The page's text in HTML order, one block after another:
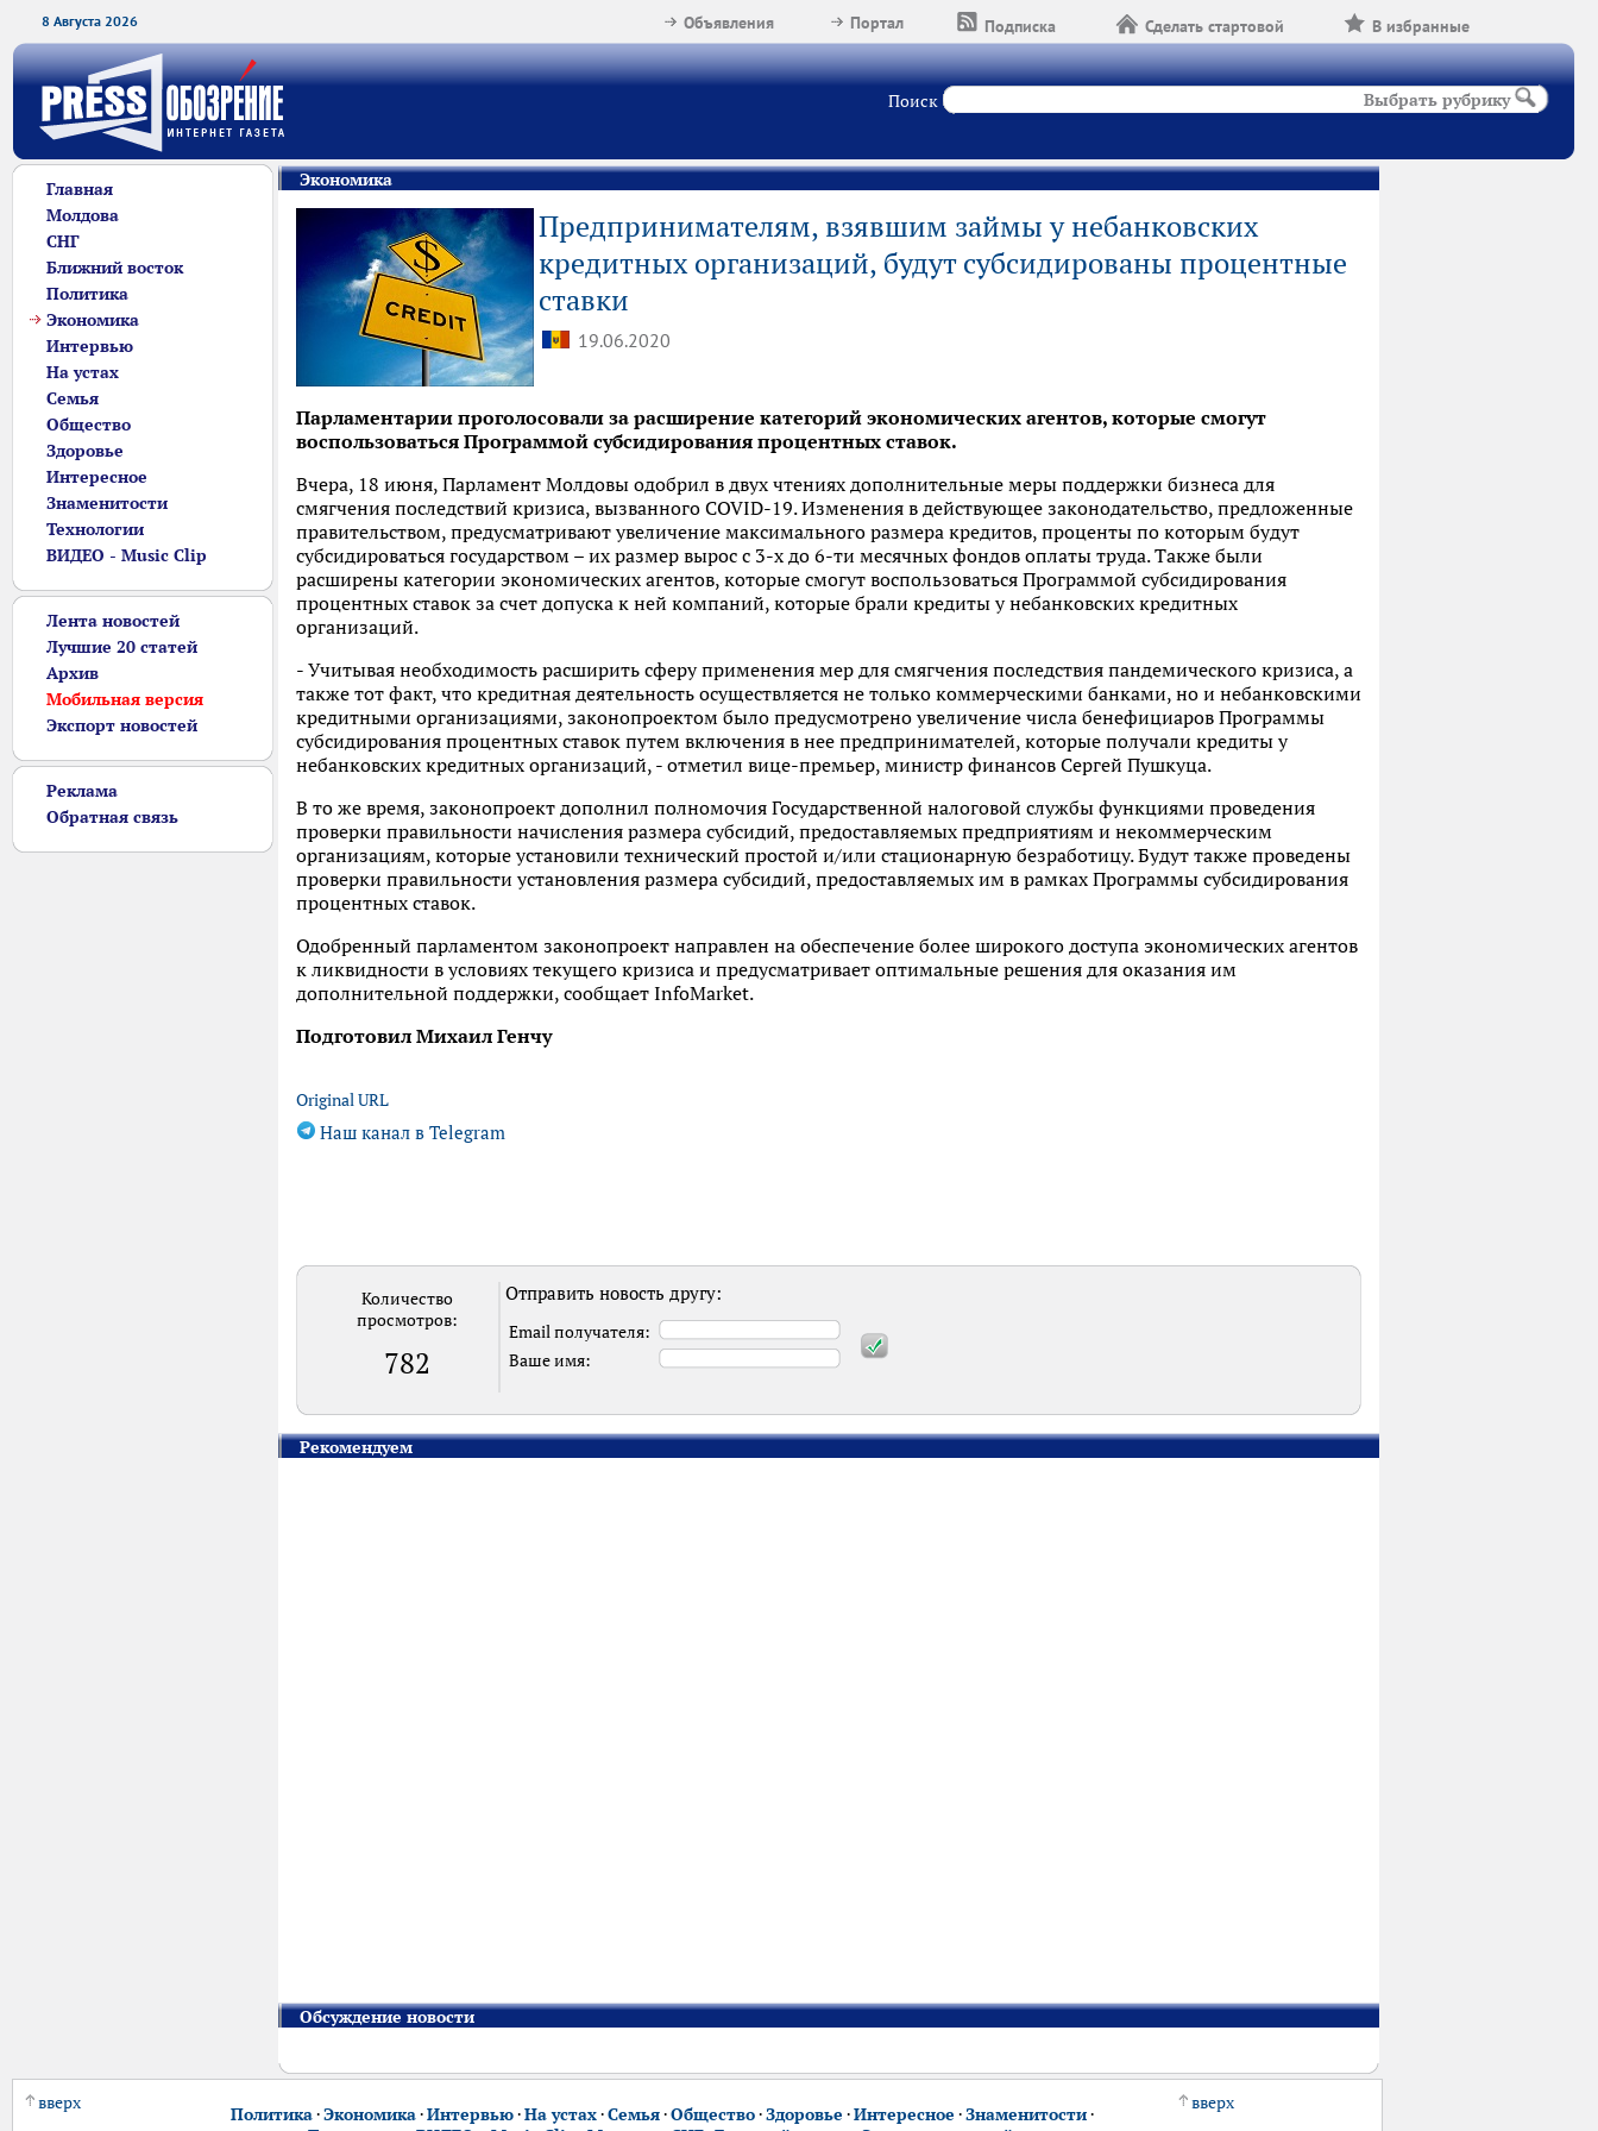
8 Августа 2026 В избранные
Сделать стартовой
Подписка
Портал
Объявления
Поиск Выбрать рубрику
Главная
Молдова
СНГ
Ближний восток
Политика
Экономика
Интервью
На устах
Семья
Общество
Здоровье
Интересное
Знаменитости
Технологии
ВИДЕО - Music Clip
Лента новостей
Лучшие 20 статей
Архив
Мобильная версия
Экспорт новостей
Реклама
Обратная связь
Экономика
Предпринимателям, взявшим займы у небанковских
кредитных организаций, будут субсидированы процентные
ставки
19.06.2020
Парламентарии проголосовали за расширение категорий экономических агентов, которые смогут
воспользоваться Программой субсидирования процентных ставок.
Вчера, 18 июня, Парламент Молдовы одобрил в двух чтениях дополнительные меры поддержки бизнеса для
смягчения последствий кризиса, вызванного COVID-19. Изменения в действующее законодательство, предложенные
правительством, предусматривают увеличение максимального размера кредитов, проценты по которым будут
субсидироваться государством – их размер вырос с 3-х до 6-ти месячных фондов оплаты труда. Также были
расширены категории экономических агентов, которые смогут воспользоваться Программой субсидирования
процентных ставок за счет допуска к ней компаний, которые брали кредиты у небанковских кредитных
организаций.
- Учитывая необходимость расширить сферу применения мер для смягчения последствия пандемического кризиса, а
также тот факт, что кредитная деятельность осуществляется не только коммерческими банками, но и небанковскими
кредитными организациями, законопроектом было предусмотрено увеличение числа бенефициаров Программы
субсидирования процентных ставок путем включения в нее предпринимателей, которые получали кредиты у
небанковских кредитных организаций, - отметил вице-премьер, министр финансов Сергей Пушкуца.
В то же время, законопроект дополнил полномочия Государственной налоговой службы функциями проведения
проверки правильности начисления размера субсидий, предоставляемых предприятиям и некоммерческим
организациям, которые установили технический простой и/или стационарную безработицу. Будут также проведены
проверки правильности установления размера субсидий, предоставляемых им в рамках Программы субсидирования
процентных ставок.
Одобренный парламентом законопроект направлен на обеспечение более широкого доступа экономических агентов
к ликвидности в условиях текущего кризиса и предусматривает оптимальные решения для оказания им
дополнительной поддержки, сообщает InfoMarket.
Подготовил Михаил Генчу
Original URL
Наш канал в Telegram
Количество
просмотров:
782
Отправить новость другу:
Email получателя:
Ваше имя:
Рекомендуем
Обсуждение новости
вверх
Политика·Экономика·Интервью·На устах·Семья·Общество·Здоровье ·Интересное ·Знаменитости·
вверх